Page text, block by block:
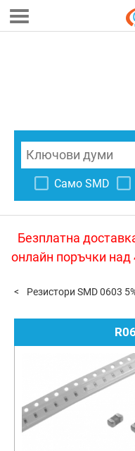
Само SMD
Безплатна
онлайн поръчки
Резистори SMD 0603